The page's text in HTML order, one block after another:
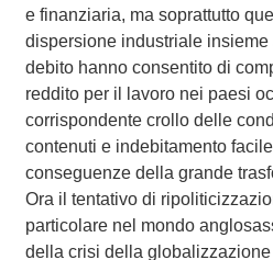
e finanziaria, ma soprattutto
dispersione industriale insieme
debito hanno consentito di
reddito per il lavoro nei paesi
corrispondente crollo delle
contenuti e indebitamento
conseguenze della grande
Ora il tentativo di
particolare nel mondo
della crisi della